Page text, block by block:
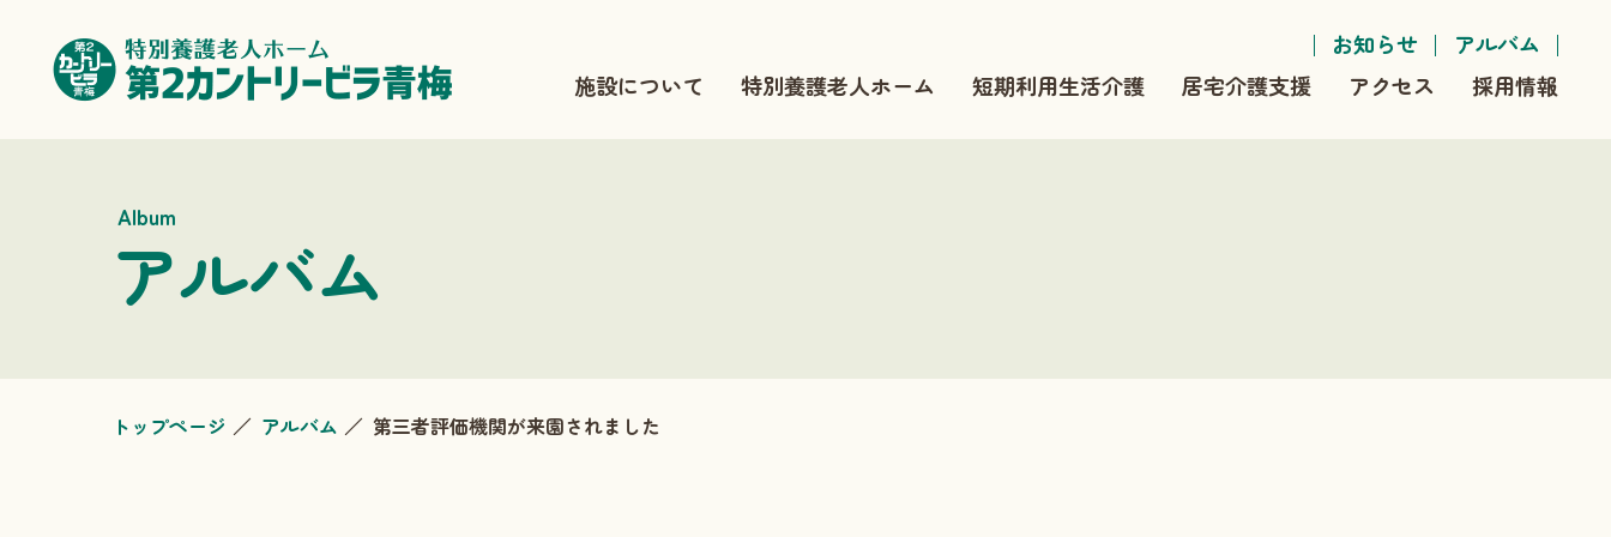
お知らせ
アルバム
施設について
特別養護老人ホーム 短期利用生活介護 居宅介護支援 アクセス 採用情報
Album
アルバム
トップページ アルバム 第三者評価機関が来園されました